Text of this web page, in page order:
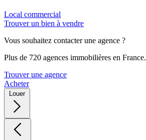
Local commercial
Trouver un bien à vendre
Vous souhaitez contacter une agence ?
Plus de 720 agences immobilières en France.
Trouver une agence
Acheter
Louer